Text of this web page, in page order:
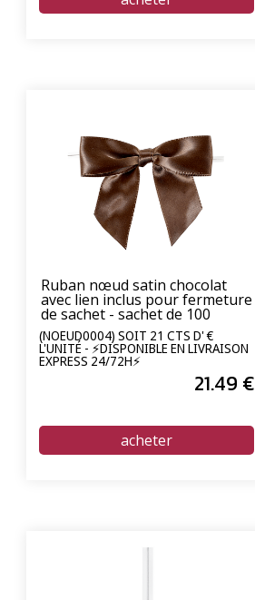
Ruban nœud satin chocolat
avec lien inclus pour fermeture
de sachet - sachet de 100
unités
(NOEUD0004) SOIT 21 CTS D' €
L'UNITÉ - ⚡DISPONIBLE EN LIVRAISON
EXPRESS 24/72H⚡
21.49 €